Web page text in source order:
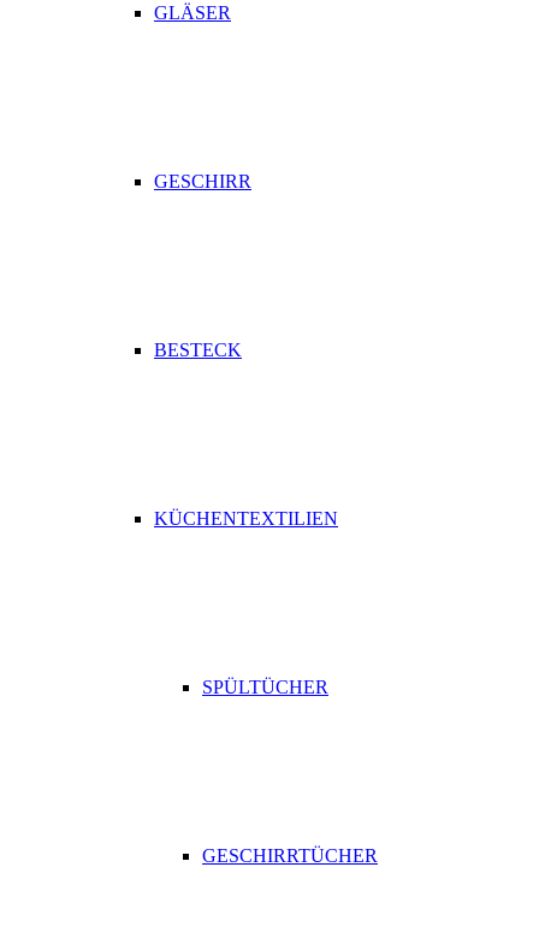
GLÄSER
GESCHIRR
BESTECK
KÜCHENTEXTILIEN
SPÜLTÜCHER
GESCHIRRTÜCHER